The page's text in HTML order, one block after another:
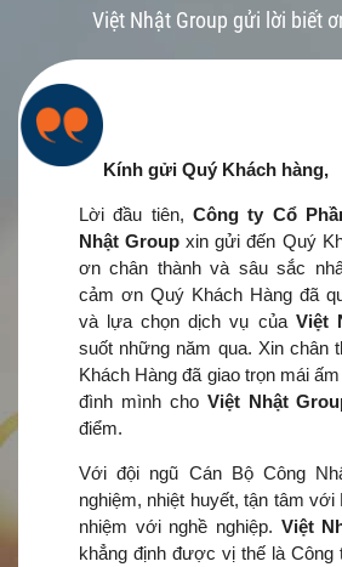
Việt Nhật Group gửi lời biết
Kính gửi Quý Khách hàng,
Lời đầu tiên, Công ty Cổ
Nhật Group xin gửi đến Quý
ơn chân thành và sâu sắc
cảm ơn Quý Khách Hàng đã
và lựa chọn dịch vụ của Việt
suốt những năm qua. Xin chân
Khách Hàng đã giao trọn mái
đình mình cho Việt Nhật
điểm.
Với đội ngũ Cán Bộ Công
nghiệm, nhiệt huyết, tận tâm với
nhiệm với nghề nghiệp. Việt
khẳng định được vị thế là Công